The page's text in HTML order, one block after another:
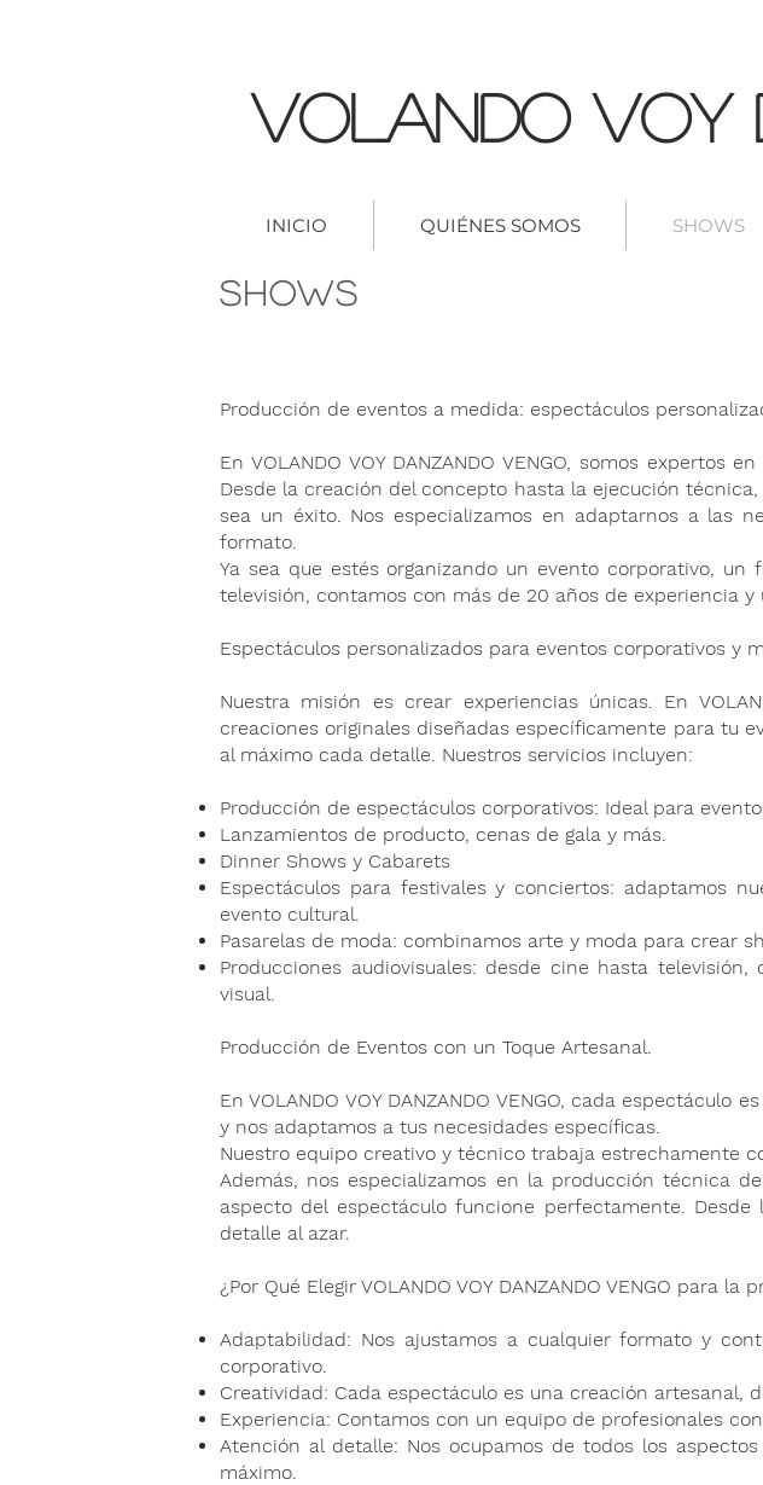
Volando Voy
INICIO QUIÉNES SOMOS SHOWS
SHOWS
Producción de eventos a medida: espectáculos
En VOLANDO VOY DANZANDO VENGO, somos
Desde la creación del concepto hasta la ejecución
sea un éxito. Nos especializamos en adaptarnos a las
formato.
Ya sea que estés organizando un evento corporativo,
televisión, contamos con más de 20 años de experiencia
Espectáculos personalizados para eventos corporativos y
Nuestra misión es crear experiencias únicas. En
creaciones originales diseñadas específicamente para tu
al máximo cada detalle. Nuestros servicios incluyen:
Producción de espectáculos corporativos: Ideal para
Lanzamientos de producto, cenas de gala y más.
Dinner Shows y Cabarets
Espectáculos para festivales y conciertos: adaptamos
evento cultural.
Pasarelas de moda: combinamos arte y moda para crear
Producciones audiovisuales: desde cine hasta televisión,
visual.
Producción de Eventos con un Toque Artesanal.
En VOLANDO VOY DANZANDO VENGO, cada
y nos adaptamos a tus necesidades específicas.
Nuestro equipo creativo y técnico trabaja estrechamente
Además, nos especializamos en la producción técnica
aspecto del espectáculo funcione perfectamente.
detalle al azar.
¿Por Qué Elegir VOLANDO VOY DANZANDO VENGO para
Adaptabilidad: Nos ajustamos a cualquier formato y
corporativo.
Creatividad: Cada espectáculo es una creación artesanal,
Experiencia: Contamos con un equipo de profesionales
Atención al detalle: Nos ocupamos de todos los
máximo.